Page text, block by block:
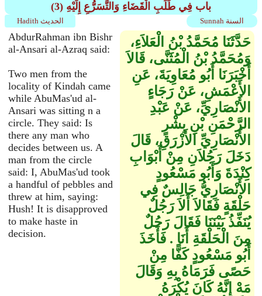
(3) باب فِي طَلَبِ الْقَضَاءِ وَالتَّسَرُّعِ إِلَيْهِ
Sunnah السنة Hadith الحديث
AbdurRahman ibn Bishr
al-Ansari al-Azraq said:
Two men from the
locality of Kindah came
while AbuMas'ud al-
Ansari was sitting n a
circle. They said: Is
there any man who
decides between us. A
man from the circle
said: I, AbuMas'ud took
a handful of pebbles and
threw at him, saying:
Hush! It is disapproved
to make haste in
decision.
حَدَّثَنَا مُحَمَّدُ بْنُ الْعَلاَءِ،
وَمُحَمَّدُ بْنُ الْمُثَنَّى، قَالاَ
أَخْبَرَنَا أَبُو مُعَاوِيَةَ، عَنِ
الأَعْمَشِ، عَنْ رَجَاءٍ
الأَنْصَارِيِّ، عَنْ عَبْدِ
الرَّحْمَنِ بْنِ بِشْرٍ
الأَنْصَارِيِّ الأَزْرَقِ، قَالَ
دَخَلَ رَجُلاَنِ مِنْ أَبْوَابِ
كِنْدَةَ وَأَبُو مَسْعُودٍ
الأَنْصَارِيُّ جَالِسٌ فِي
حَلْقَةٍ فَقَالاَ أَلاَ رَجُلٌ
يُنَفِّذُ بَيْنَنَا فَقَالَ رَجُلٌ
مِنَ الْحَلْقَةِ أَنَا ‏.‏ فَأَخَذَ
أَبُو مَسْعُودٍ كَفًّا مِنْ
حَصًى فَرَمَاهُ بِهِ وَقَالَ
مَهْ إِنَّهُ كَانَ يُكْرَهُ